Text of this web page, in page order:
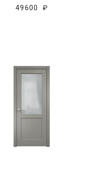
49600 ₽